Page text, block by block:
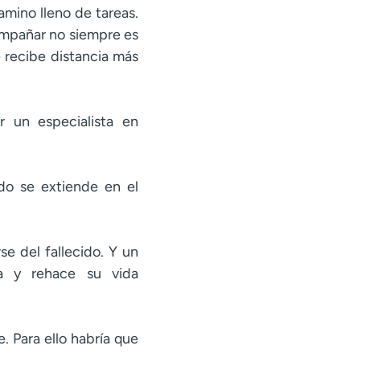
lleno de tareas.
no siempre es
distancia más
un especialista en
se extiende en el
del fallecido. Y un
y rehace su vida
Para ello habría que